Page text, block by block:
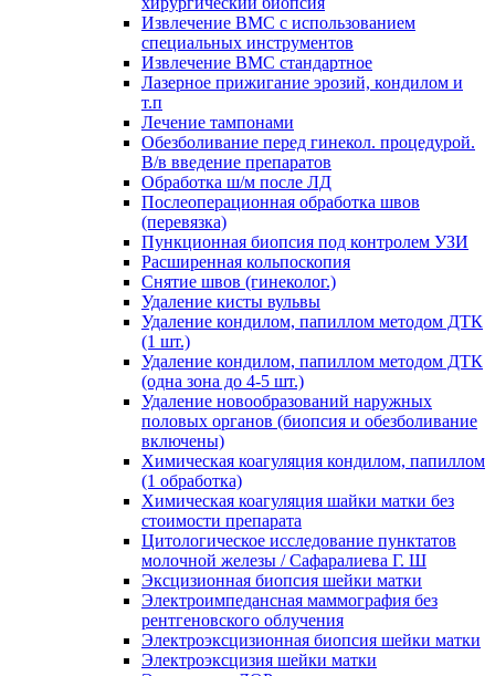
Извлечение ВМС с использованием
специальных инструментов
Извлечение ВМС стандартное
Лазерное прижигание эрозий, кондилом и
т.п
Лечение тампонами
Обезболивание перед гинекол. процедурой.
В/в введение препаратов
Обработка ш/м после ЛД
Послеоперационная обработка швов
(перевязка)
Пункционная биопсия под контролем УЗИ
Расширенная кольпоскопия
Снятие швов (гинеколог.)
Удаление кисты вульвы
Удаление кондилом, папиллом методом ДТК
(1 шт.)
Удаление кондилом, папиллом методом ДТК
(одна зона до 4-5 шт.)
Удаление новообразований наружных
половых органов (биопсия и обезболивание
включены)
Химическая коагуляция кондилом, папиллом
(1 обработка)
Химическая коагуляция шайки матки без
стоимости препарата
Цитологическое исследование пунктатов
молочной железы / Сафаралиева Г. Ш
Эксцизионная биопсия шейки матки
Электроимпедансная маммография без
рентгеновского облучения
Электроэксцизионная биопсия шейки матки
Электроэксцизия шейки матки